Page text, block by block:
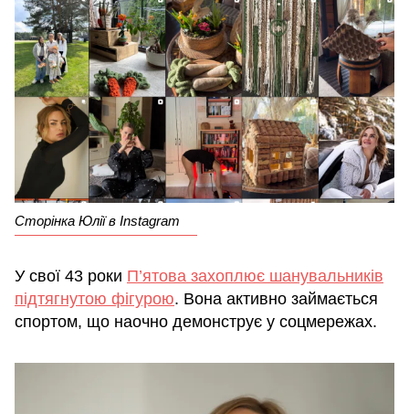
Сторінка Юлії в Instagram
У свої 43 роки П’ятова захоплює шанувальників
підтягнутою фігурою. Вона активно займається
спортом, що наочно демонструє у соцмережах.